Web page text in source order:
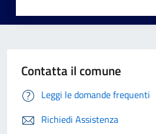
Contatta il comune
Leggi le domande frequenti
Richiedi Assistenza